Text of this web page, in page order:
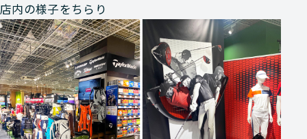
店内の様子をちらり